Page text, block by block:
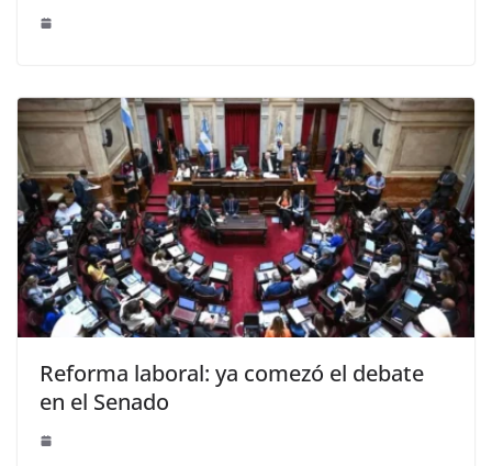
Reforma laboral: ya comezó el debate
en el Senado